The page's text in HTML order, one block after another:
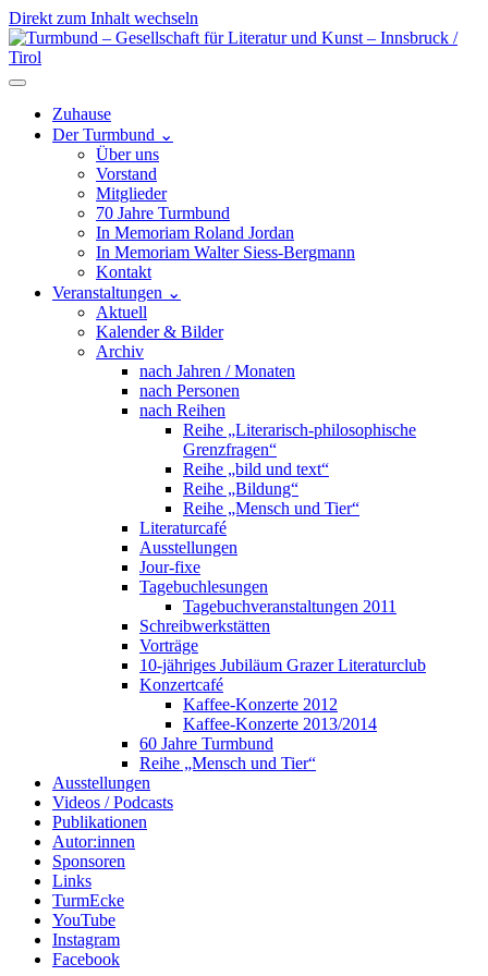
Direkt zum Inhalt wechseln
Hauptnavigation
Zuhause
Der Turmbund ⌄
Über uns
Vorstand
Mitglieder
70 Jahre Turmbund
In Memoriam Roland Jordan
In Memoriam Walter Siess-Bergmann
Kontakt
Veranstaltungen ⌄
Aktuell
Kalender & Bilder
Archiv
nach Jahren / Monaten
nach Personen
nach Reihen
Reihe „Literarisch-philosophische
Grenzfragen“
Reihe „bild und text“
Reihe „Bildung“
Reihe „Mensch und Tier“
Literaturcafé
Ausstellungen
Jour-fixe
Tagebuchlesungen
Tagebuchveranstaltungen 2011
Schreibwerkstätten
Vorträge
10-jähriges Jubiläum Grazer Literaturclub
Konzertcafé
Kaffee-Konzerte 2012
Kaffee-Konzerte 2013/2014
60 Jahre Turmbund
Reihe „Mensch und Tier“
Ausstellungen
Videos / Podcasts
Publikationen
Autor:innen
Sponsoren
Links
TurmEcke
YouTube
Instagram
Facebook